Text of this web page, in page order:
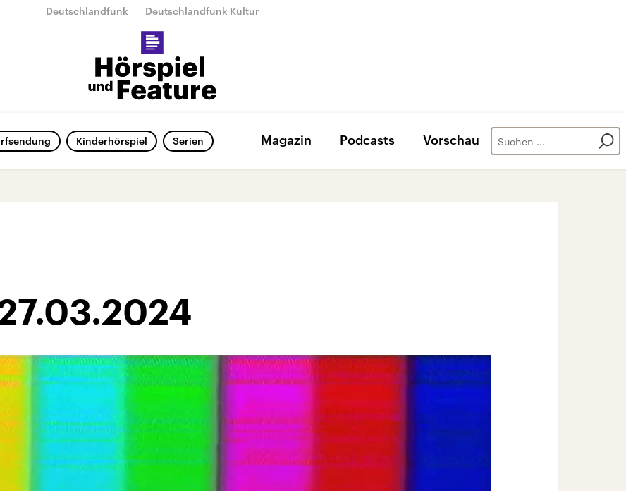
Deutschlandfunk Deutschlandfunk Kultur
Kinderhörspiel Serien Magazin Podcasts Vorschau